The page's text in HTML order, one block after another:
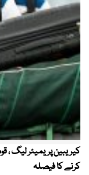
کرنے کا فیصلہ